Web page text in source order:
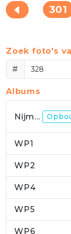
301
Zoek foto's
#
Albums
Nijmegen
WP1
WP2
WP4
WP5
WP6